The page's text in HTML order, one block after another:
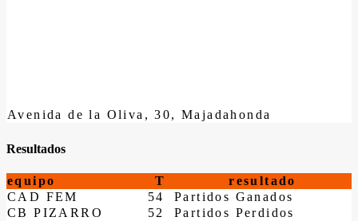
Avenida de la Oliva, 30, Majadahonda
Resultados
equipo T
resultado
CAD FEM
54
Partidos Ganados
CB PIZARRO
52 Partidos Perdidos